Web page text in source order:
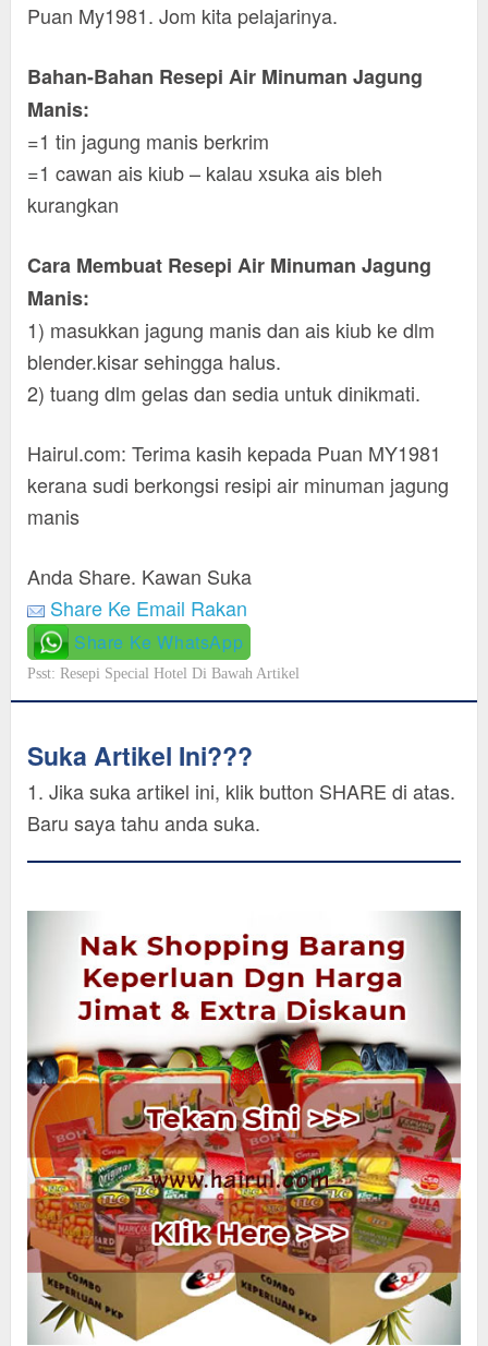
Puan My1981. Jom kita pelajarinya.
Bahan-Bahan Resepi Air Minuman Jagung
Manis:
=1 tin jagung manis berkrim
=1 cawan ais kiub – kalau xsuka ais bleh
kurangkan
Cara Membuat Resepi Air Minuman Jagung
Manis:
1) masukkan jagung manis dan ais kiub ke dlm
blender.kisar sehingga halus.
2) tuang dlm gelas dan sedia untuk dinikmati.
Hairul.com: Terima kasih kepada Puan MY1981
kerana sudi berkongsi resipi air minuman jagung
manis
Anda Share. Kawan Suka
Share Ke Email Rakan
Share Ke WhatsApp
Psst: Resepi Special Hotel Di Bawah Artikel
Suka Artikel Ini???
1. Jika suka artikel ini, klik button SHARE di atas.
Baru saya tahu anda suka.